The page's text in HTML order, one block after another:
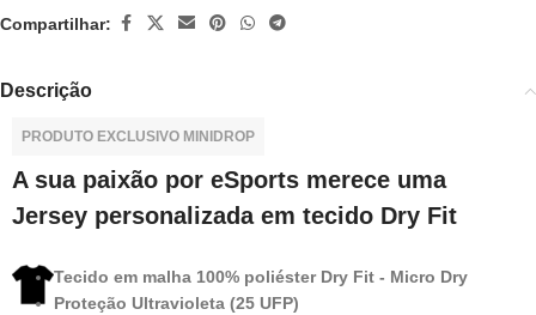
Compartilhar:
Descrição
PRODUTO EXCLUSIVO MINIDROP
A sua paixão por eSports merece uma
Jersey personalizada em tecido Dry Fit
Tecido em malha 100% poliéster Dry Fit - Micro Dry
Proteção Ultravioleta (25 UFP)